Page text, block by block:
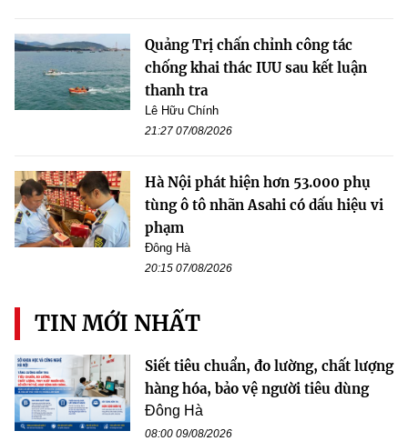
Quảng Trị chấn chỉnh công tác
chống khai thác IUU sau kết luận
thanh tra
Lê Hữu Chính
21:27 07/08/2026
Hà Nội phát hiện hơn 53.000 phụ
tùng ô tô nhãn Asahi có dấu hiệu vi
phạm
Đông Hà
20:15 07/08/2026
TIN MỚI NHẤT
Siết tiêu chuẩn, đo lường, chất lượng
hàng hóa, bảo vệ người tiêu dùng
Đông Hà
08:00 09/08/2026